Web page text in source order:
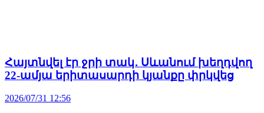
Հայտնվել էր ջրի տակ․ Սևանում խեղդվող
22-ամյա երիտասարդի կյանքը փրկվեց
2026/07/31 12:56